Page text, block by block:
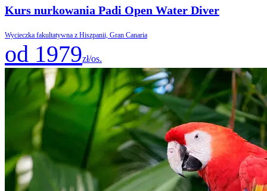
Kurs nurkowania Padi Open Water Diver
Wycieczka fakultatywna z Hiszpanii, Gran Canaria
od 1979zł/os.